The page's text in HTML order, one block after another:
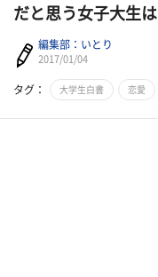
だと思う女子大生は
編集部：いとり
2017/01/04
タグ： 大学生白書 恋愛